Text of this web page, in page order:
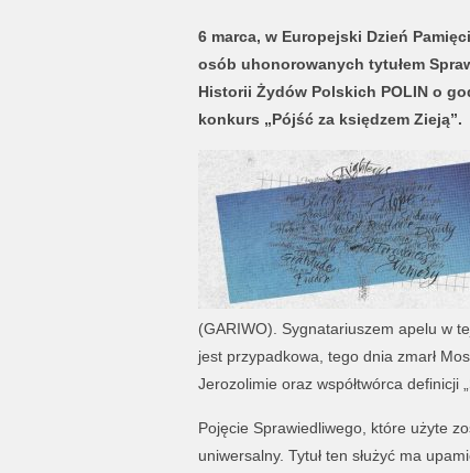
6 marca, w Europejski Dzień
osób uhonorowanych tytułem
Historii Żydów Polskich POLIN o
konkurs „Pójść za księdzem Zieją”.
(GARIWO). Sygnatariuszem apelu w
jest przypadkowa, tego dnia zmarł
Jerozolimie oraz współtwórca definicji
Pojęcie Sprawiedliwego, które użyte
uniwersalny. Tytuł ten służyć ma